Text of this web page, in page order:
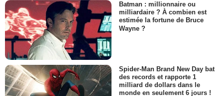
Batman : millionnaire ou
milliardaire ? À combien est
estimée la fortune de Bruce
Wayne ?
Spider-Man Brand New Day bat
des records et rapporte 1
milliard de dollars dans le
monde en seulement 6 jours !